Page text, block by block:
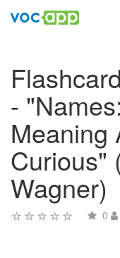
-
Meaning
Curious"
Wagner)
0